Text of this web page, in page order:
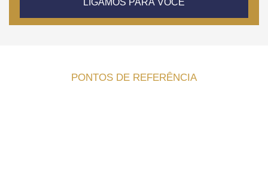
PONTOS DE REFERÊNCIA